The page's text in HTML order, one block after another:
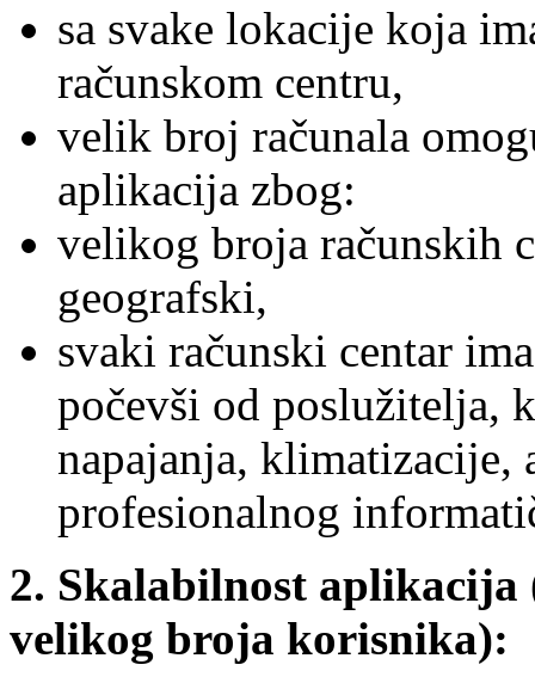
sa svake lokacije koja
računskom centru,
velik broj računala
aplikacija zbog:
velikog broja računskih
geografski,
svaki računski centar
počevši od poslužitelja,
napajanja, klimatizacije,
profesionalnog
2. Skalabilnost aplikacija
velikog broja korisnika):